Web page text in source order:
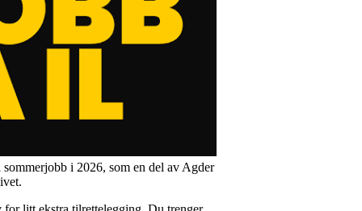
sommerjobb i 2026, som en del av Agder